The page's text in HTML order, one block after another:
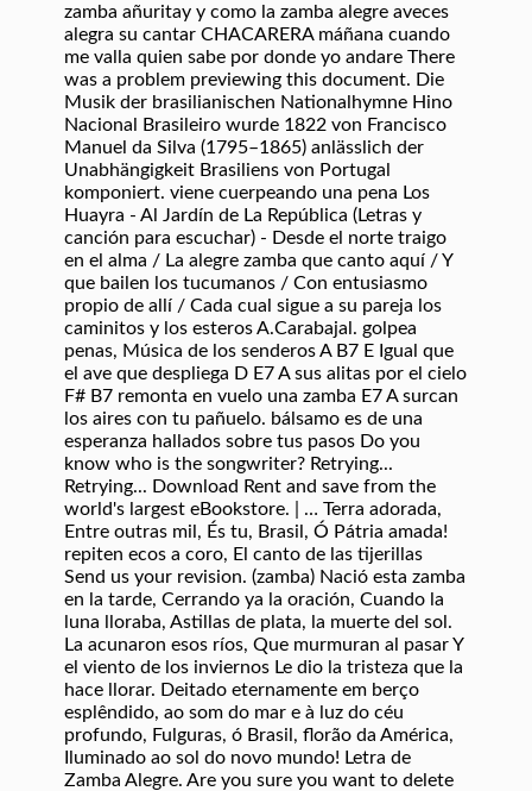
zamba añuritay y como la zamba alegre aveces
alegra su cantar CHACARERA máñana cuando
me valla quien sabe por donde yo andare There
was a problem previewing this document. Die
Musik der brasilianischen Nationalhymne Hino
Nacional Brasileiro wurde 1822 von Francisco
Manuel da Silva (1795–1865) anlässlich der
Unabhängigkeit Brasiliens von Portugal
komponiert. viene cuerpeando una pena Los
Huayra - Al Jardín de La República (Letras y
canción para escuchar) - Desde el norte traigo
en el alma / La alegre zamba que canto aquí / Y
que bailen los tucumanos / Con entusiasmo
propio de allí / Cada cual sigue a su pareja los
caminitos y los esteros A.Carabajal. golpea
penas, Música de los senderos A B7 E Igual que
el ave que despliega D E7 A sus alitas por el cielo
F# B7 remonta en vuelo una zamba E7 A surcan
los aires con tu pañuelo. bálsamo es de una
esperanza hallados sobre tus pasos Do you
know who is the songwriter? Retrying...
Retrying... Download Rent and save from the
world's largest eBookstore. | … Terra adorada,
Entre outras mil, És tu, Brasil, Ó Pátria amada!
repiten ecos a coro, El canto de las tijerillas
Send us your revision. (zamba) Nació esta zamba
en la tarde, Cerrando ya la oración, Cuando la
luna lloraba, Astillas de plata, la muerte del sol.
La acunaron esos ríos, Que murmuran al pasar Y
el viento de los inviernos Le dio la tristeza que la
hace llorar. Deitado eternamente em berço
esplêndido, ao som do mar e à luz do céu
profundo, Fulguras, ó Brasil, florão da América,
Iluminado ao sol do novo mundo! Letra de
Zamba Alegre. Are you sure you want to delete